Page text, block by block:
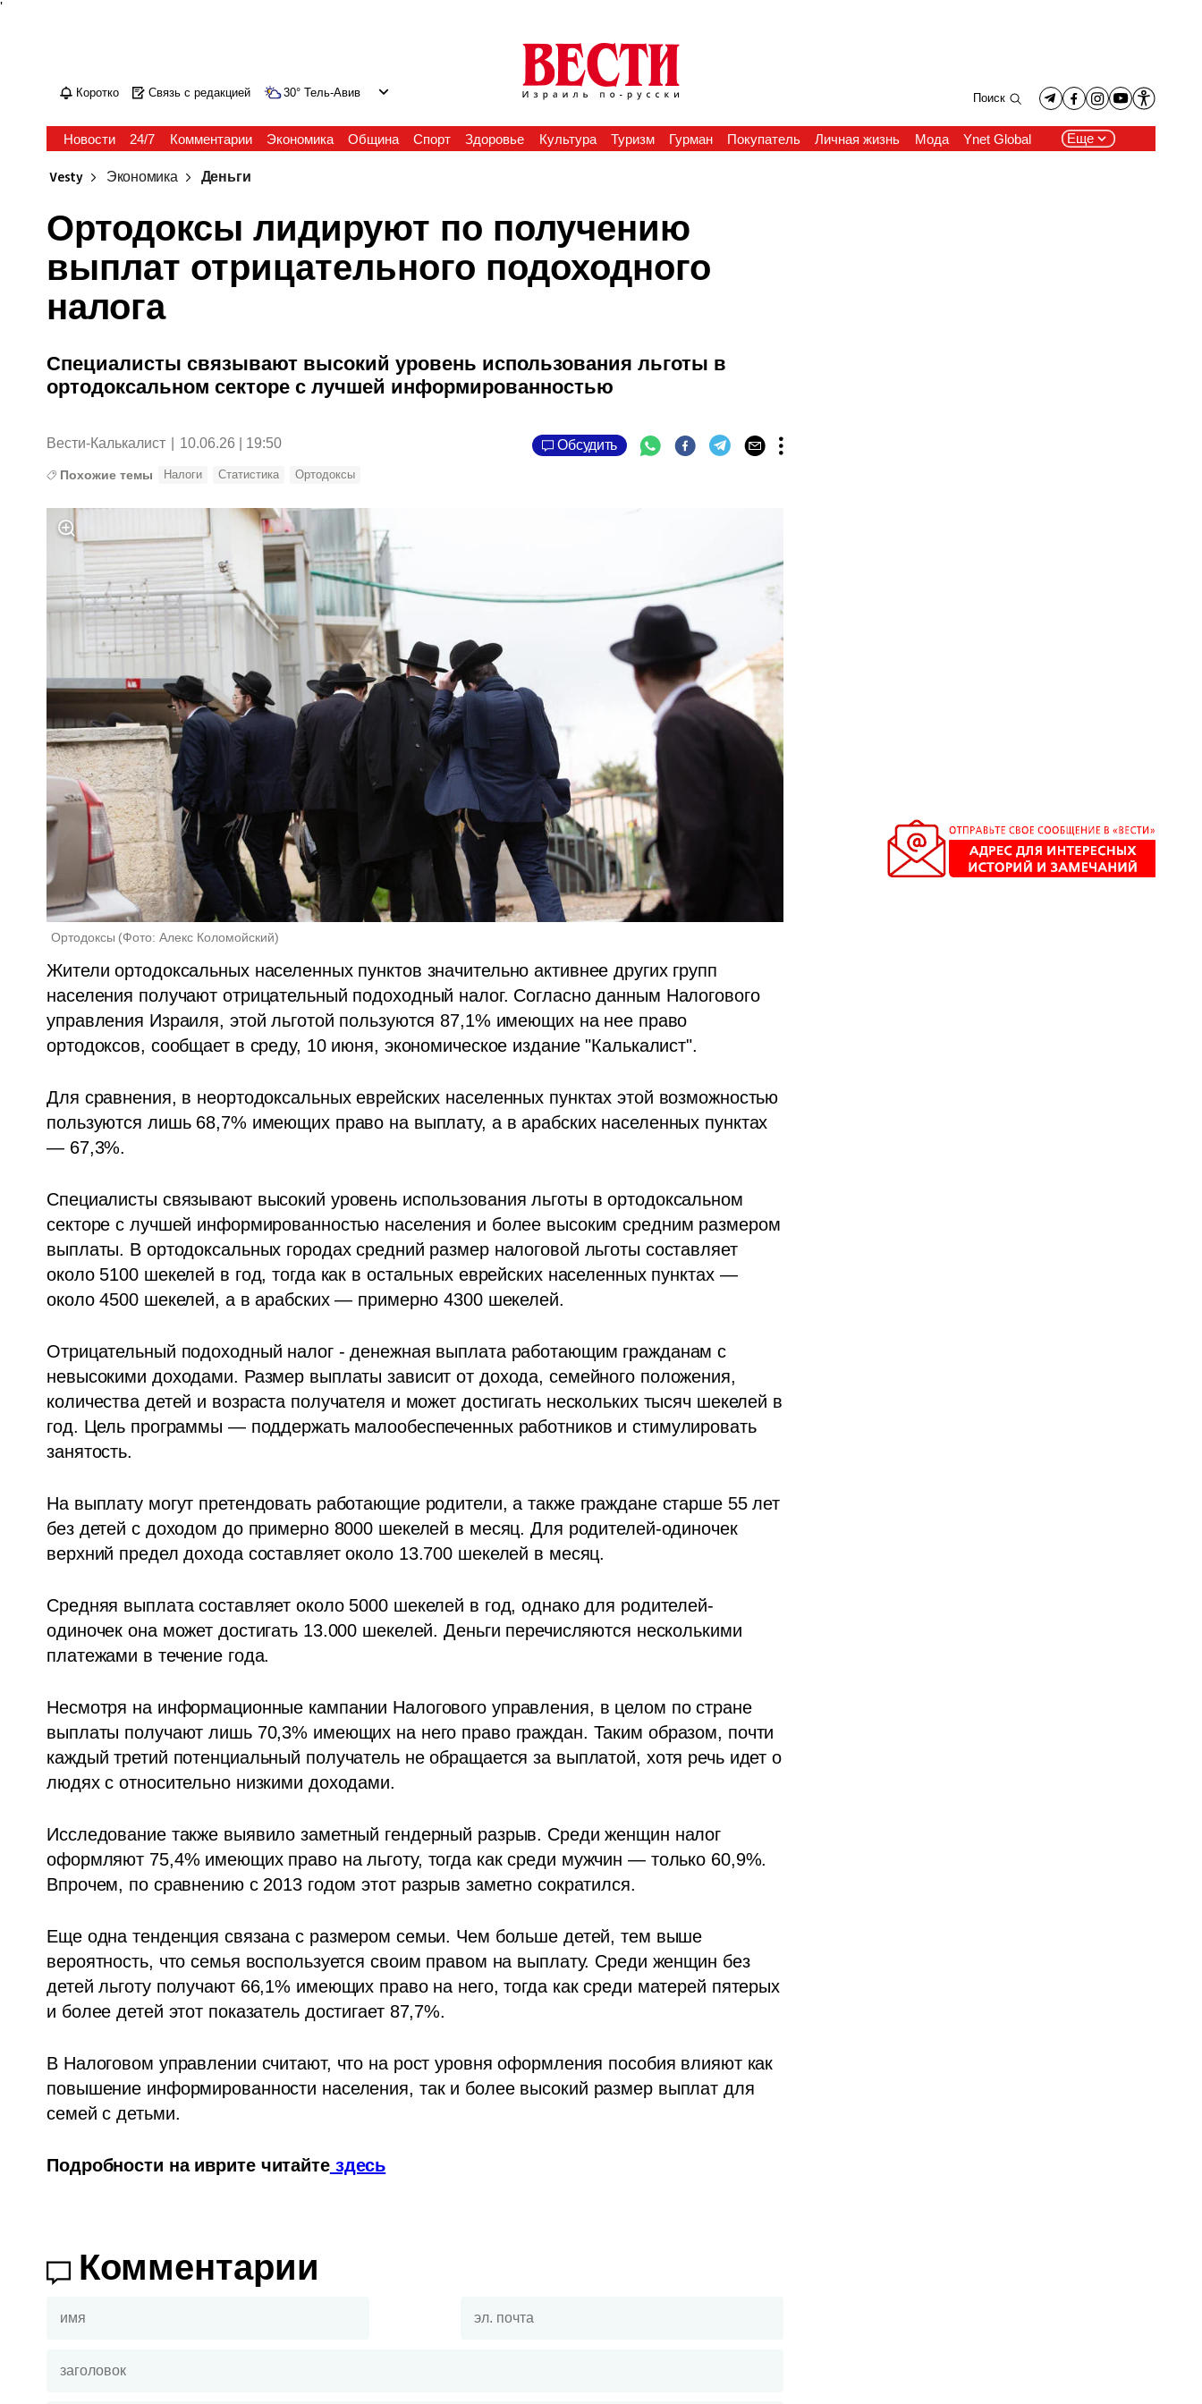
'
Коротко Связь с редакцией 30° Тель-Авив Поиск
Новости 24/7 Комментарии Экономика Община Спорт Здоровье Культура Туризм Гурман Покупатель Личная жизнь Мода Ynet Global Еще
Vesty Экономика Деньги
Ортодоксы лидируют по получению
выплат отрицательного подоходного
налога
Специалисты связывают высокий уровень использования льготы в
ортодоксальном секторе с лучшей информированностью
Вести-Калькалист 10.06.26 | 19:50 Обсудить
Похожие темы Налоги Статистика Ортодоксы
Ортодоксы (Фото: Алекс Коломойский)
Жители ортодоксальных населенных пунктов значительно активнее других групп
населения получают отрицательный подоходный налог. Согласно данным Налогового
управления Израиля, этой льготой пользуются 87,1% имеющих на нее право
ортодоксов, сообщает в среду, 10 июня, экономическое издание "Калькалист".
Для сравнения, в неортодоксальных еврейских населенных пунктах этой возможностью
пользуются лишь 68,7% имеющих право на выплату, а в арабских населенных пунктах
— 67,3%.
Специалисты связывают высокий уровень использования льготы в ортодоксальном
секторе с лучшей информированностью населения и более высоким средним размером
выплаты. В ортодоксальных городах средний размер налоговой льготы составляет
около 5100 шекелей в год, тогда как в остальных еврейских населенных пунктах —
около 4500 шекелей, а в арабских — примерно 4300 шекелей.
Отрицательный подоходный налог - денежная выплата работающим гражданам с
невысокими доходами. Размер выплаты зависит от дохода, семейного положения,
количества детей и возраста получателя и может достигать нескольких тысяч шекелей в
год. Цель программы — поддержать малообеспеченных работников и стимулировать
занятость.
На выплату могут претендовать работающие родители, а также граждане старше 55 лет
без детей с доходом до примерно 8000 шекелей в месяц. Для родителей-одиночек
верхний предел дохода составляет около 13.700 шекелей в месяц.
Средняя выплата составляет около 5000 шекелей в год, однако для родителей-
одиночек она может достигать 13.000 шекелей. Деньги перечисляются несколькими
платежами в течение года.
Несмотря на информационные кампании Налогового управления, в целом по стране
выплаты получают лишь 70,3% имеющих на него право граждан. Таким образом, почти
каждый третий потенциальный получатель не обращается за выплатой, хотя речь идет о
людях с относительно низкими доходами.
Исследование также выявило заметный гендерный разрыв. Среди женщин налог
оформляют 75,4% имеющих право на льготу, тогда как среди мужчин — только 60,9%.
Впрочем, по сравнению с 2013 годом этот разрыв заметно сократился.
Еще одна тенденция связана с размером семьи. Чем больше детей, тем выше
вероятность, что семья воспользуется своим правом на выплату. Среди женщин без
детей льготу получают 66,1% имеющих право на него, тогда как среди матерей пятерых
и более детей этот показатель достигает 87,7%.
В Налоговом управлении считают, что на рост уровня оформления пособия влияют как
повышение информированности населения, так и более высокий размер выплат для
семей с детьми.
Подробности на иврите читайте здесь
Комментарии